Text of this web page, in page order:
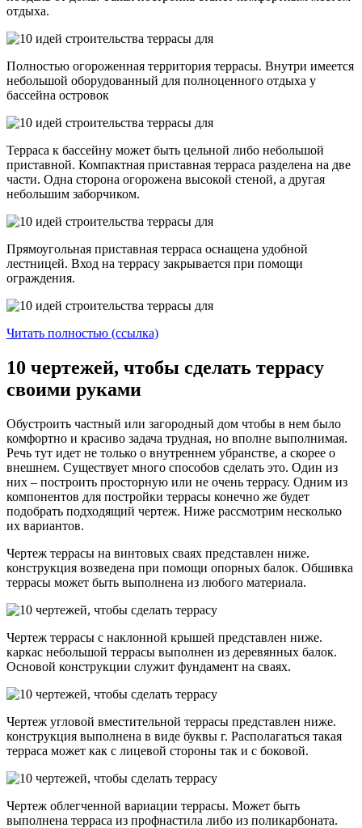
отдыха.
Полностью огороженная территория террасы. Внутри имеется
небольшой оборудованный для полноценного отдыха у
бассейна островок
Терраса к бассейну может быть цельной либо небольшой
приставной. Компактная приставная терраса разделена на две
части. Одна сторона огорожена высокой стеной, а другая
небольшим заборчиком.
Прямоугольная приставная терраса оснащена удобной
лестницей. Вход на террасу закрывается при помощи
ограждения.
Читать полностью (ссылка)
10 чертежей, чтобы сделать террасу
своими руками
Обустроить частный или загородный дом чтобы в нем было
комфортно и красиво задача трудная, но вполне выполнимая.
Речь тут идет не только о внутреннем убранстве, а скорее о
внешнем. Существует много способов сделать это. Один из
них – построить просторную или не очень террасу. Одним из
компонентов для постройки террасы конечно же будет
подобрать подходящий чертеж. Ниже рассмотрим несколько
их вариантов.
Чертеж террасы на винтовых сваях представлен ниже.
конструкция возведена при помощи опорных балок. Обшивка
террасы может быть выполнена из любого материала.
Чертеж террасы с наклонной крышей представлен ниже.
каркас небольшой террасы выполнен из деревянных балок.
Основой конструкции служит фундамент на сваях.
Чертеж угловой вместительной террасы представлен ниже.
конструкция выполнена в виде буквы г. Располагаться такая
терраса может как с лицевой стороны так и с боковой.
Чертеж облегченной вариации террасы. Может быть
выполнена терраса из профнастила либо из поликарбоната.